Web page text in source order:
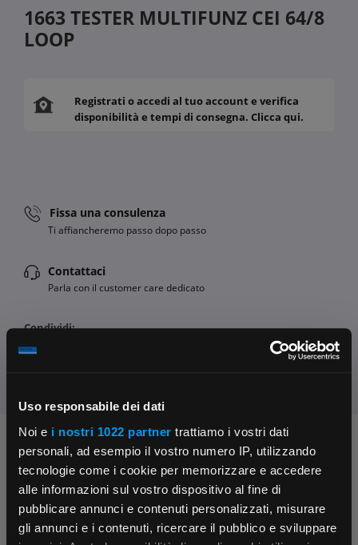
Uso responsabile dei dati
Noi e i nostri 1022 partner trattiamo i vostri dati
personali, ad esempio il vostro numero IP, utilizzando
tecnologie come i cookie per memorizzare e accedere
alle informazioni sul vostro dispositivo al fine di
pubblicare annunci e contenuti personalizzati, misurare
gli annunci e i contenuti, ricercare il pubblico e sviluppare
1663 TESTER MULTIFUNZ CEI 64/8
LOOP
Registrati o accedi al tuo account e verifica
disponibilità e tempi di consegna. Clicca qui.
Fissa una consulenza
Ti affiancheremo passo dopo passo
Contattaci
Parla con il customer care dedicato
Condividi:
Chiedi ai nostri tecnici